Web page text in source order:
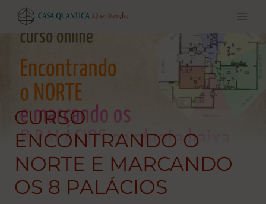
Pular
para
conteúdo
CURSO
ENCONTRANDO O
NORTE E MARCANDO
OS 8 PALÁCIOS